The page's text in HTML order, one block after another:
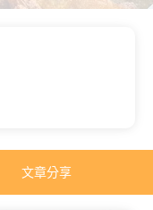
文章分享